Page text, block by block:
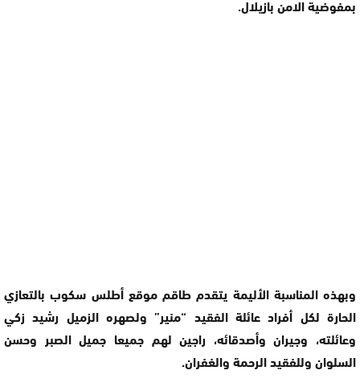
بمفوضية الامن بازيلال.
وبهذه المناسبة الأليمة يتقدم طاقم موقع أطلس سكوب بالتعازي
الحارة لكل أفراد عائلة الفقيد “منير” ولصهره الزميل رشيد زكي
وعائلته، وجيران وأصدقائه، راجين لهم جميعا جميل الصبر وحسن
السلوان وللفقيد الرحمة والغفران.